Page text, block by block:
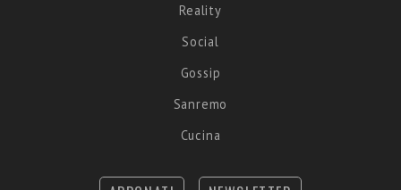
Reality
Social
Gossip
Sanremo
Cucina